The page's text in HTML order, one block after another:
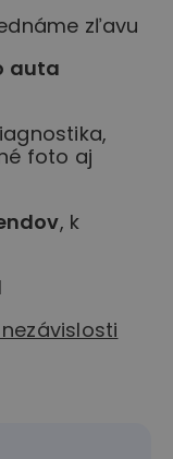
zľavu
auta
foto aj
, k